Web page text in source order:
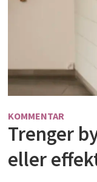
KOMMENTAR
Trenger
eller